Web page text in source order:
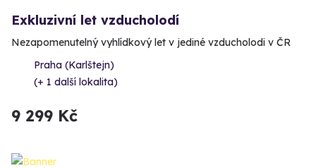
Exkluzivní let vzducholodí
Nezapomenutelný vyhlídkový let v jediné vzducholodi v ČR
Praha (Karlštejn)
(+ 1 další lokalita)
9 299 Kč